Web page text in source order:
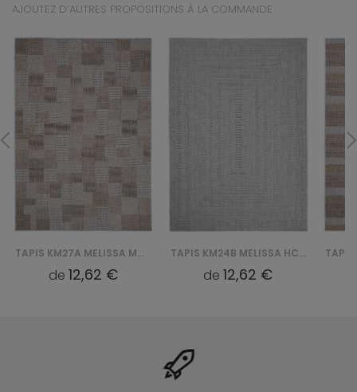
AJOUTEZ D’AUTRES PROPOSITIONS À LA COMMANDE
TAPIS KM27A MELISSA MAA - SZARY
de 12,62 €
TAPIS KM24B MELISSA HCV - SZARY
de12,62 €